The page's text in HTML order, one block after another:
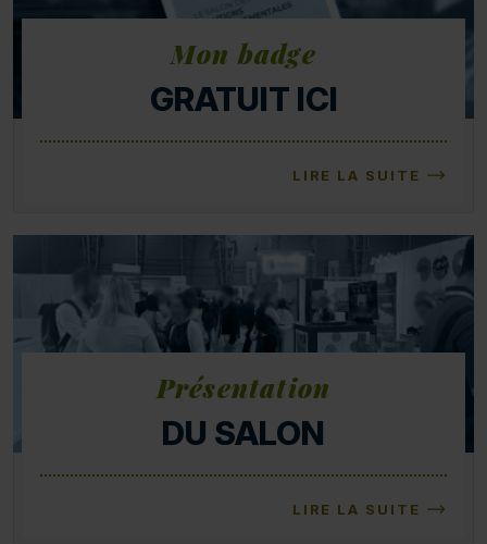
Mon badge
GRATUIT ICI
LIRE LA SUITE
Présentation
DU SALON
LIRE LA SUITE